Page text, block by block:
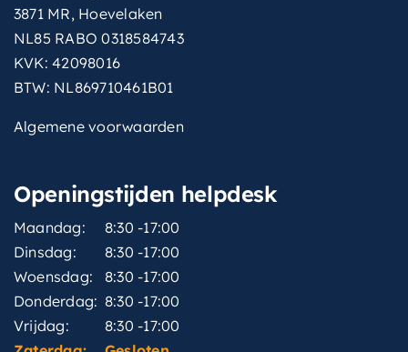
3871 MR, Hoevelaken
NL85 RABO 0318584743
KVK: 42098016
BTW: NL869710461B01
Algemene voorwaarden
Openingstijden helpdesk
Maandag:
8:30 -17:00
Dinsdag:
8:30 -17:00
Woensdag:
8:30 -17:00
Donderdag: 8:30 -17:00
Vrijdag:
8:30 -17:00